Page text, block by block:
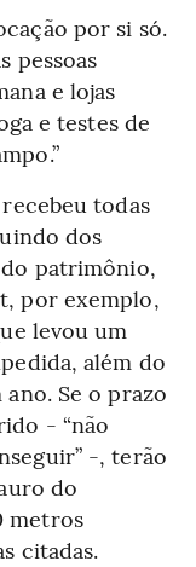
por si só.
pessoas
e lojas
e testes de
todas
dos
patrimônio,
por exemplo,
levou um
além do
Se o prazo
- “não
-, terão
do
metros
citadas.